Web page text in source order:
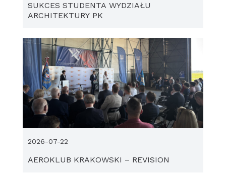
SUKCES STUDENTA WYDZIAŁU
ARCHITEKTURY PK
AEROKLUB KRAKOWSKI – REVISION
2026-07-22